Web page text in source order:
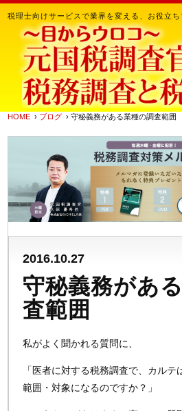
税理士向けサービスで業界を変える、お役立ち
HOME › ブログ › 守秘義務がある業種の調査範囲
2016.10.27
守秘義務があ
査範囲
私がよく聞かれる質問に、
「医者に対する税務調査で、カルテ
範囲・対象になるのですか？」